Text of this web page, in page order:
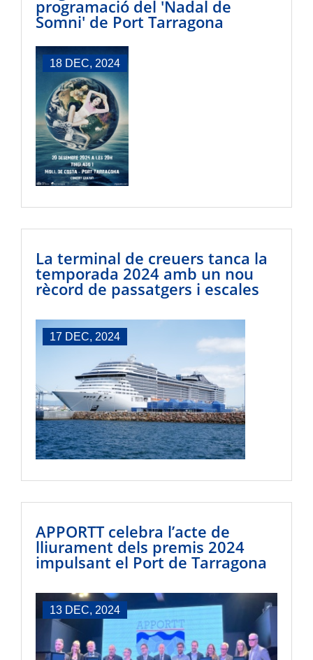
programació del 'Nadal de
Somni' de Port Tarragona
18 DEC, 2024
La terminal de creuers tanca la
temporada 2024 amb un nou
rècord de passatgers i escales
17 DEC, 2024
APPORTT celebra l’acte de
lliurament dels premis 2024
impulsant el Port de Tarragona
13 DEC, 2024